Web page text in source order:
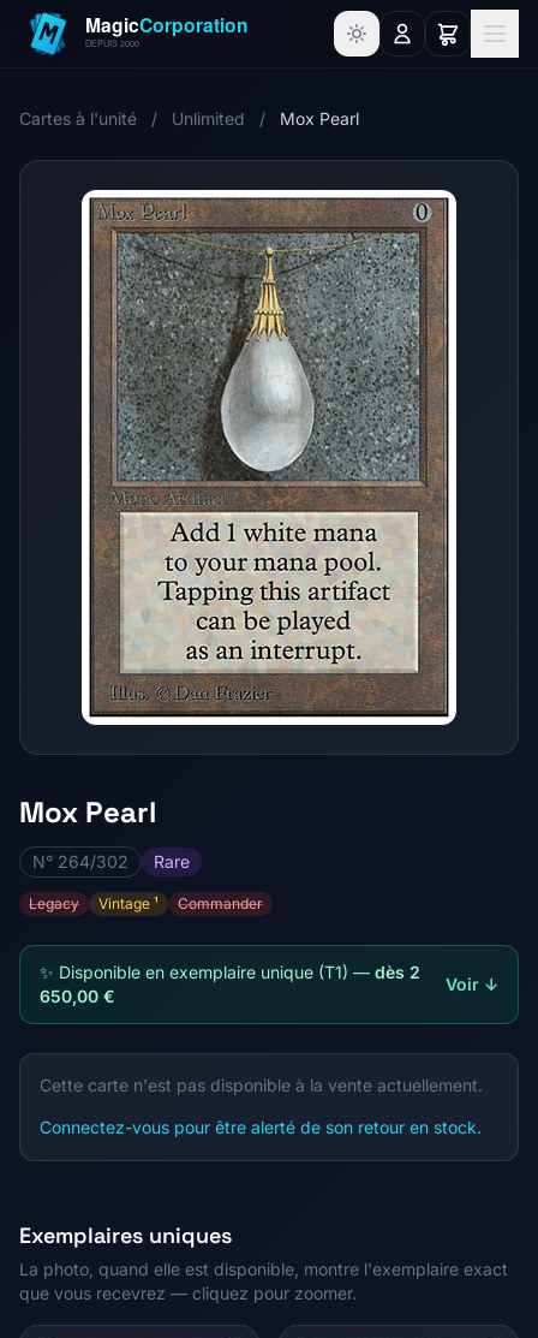
Cartes à l'unité / Unlimited / Mox Pearl
Mox Pearl
N° 264/302 Rare
Legacy Vintage ¹ Commander
✨ Disponible en exemplaire unique (T1) — dès 2
650,00 €
Voir ↓
Cette carte n'est pas disponible à la vente actuellement.
Connectez-vous pour être alerté de son retour en stock.
Exemplaires uniques
La photo, quand elle est disponible, montre l'exemplaire exact
que vous recevrez — cliquez pour zoomer.